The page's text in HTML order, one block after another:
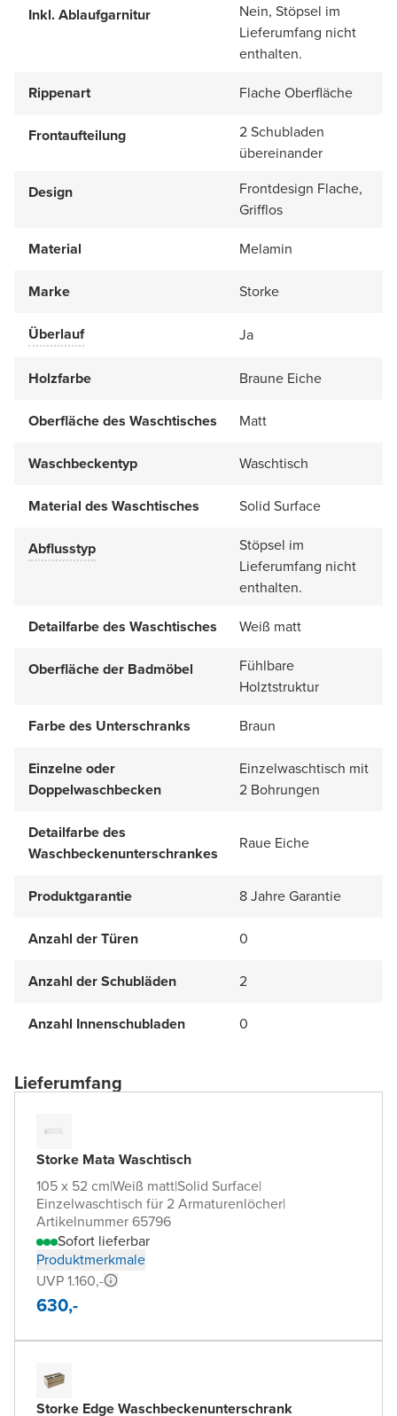
Inkl. Ablaufgarnitur
Nein, Stöpsel im
Lieferumfang nicht
enthalten.
Rippenart
Flache Oberfläche
Frontaufteilung
2 Schubladen
übereinander
Design
Frontdesign Flache,
Grifflos
Material
Melamin
Marke Storke
Überlauf Ja
Holzfarbe Braune Eiche
Oberfläche des Waschtisches Matt
Waschbeckentyp Waschtisch
Material des Waschtisches Solid Surface
Abflusstyp
Stöpsel im
Lieferumfang nicht
enthalten.
Detailfarbe des Waschtisches
Weiß matt
Oberfläche der Badmöbel
Fühlbare
Holztstruktur
Farbe des Unterschranks
Braun
Einzelne oder
Doppelwaschbecken
Einzelwaschtisch mit
2 Bohrungen
Detailfarbe des
Waschbeckenunterschrankes
Raue Eiche
Produktgarantie 8 Jahre Garantie
Anzahl der Türen 0
Anzahl der Schubläden 2
Anzahl Innenschubladen 0
Lieferumfang
Storke Mata Waschtisch
105 x 52 cm|Weiß matt|Solid Surface|
Einzelwaschtisch für 2 Armaturenlöcher|
Artikelnummer 65796
Sofort lieferbar
Produktmerkmale
UVP 1.160,-
630,-
Storke Edge Waschbeckenunterschrank